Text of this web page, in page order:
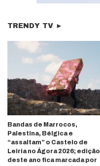
TRENDY TV ►
Bandas de Marrocos,
Palestina, Bélgica e
“assaltam” o Castelo de
Leiria no Ágora 2026; edição
deste ano fica marcada por